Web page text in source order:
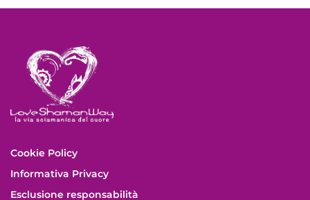
Cookie Policy
Informativa Privacy
Esclusione responsabilità